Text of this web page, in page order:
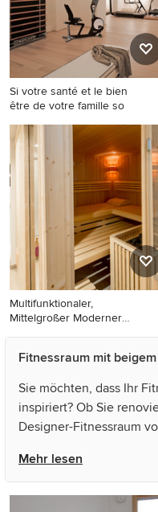
Si votre santé et le bien
être de votre famille so
Multifunktionaler, Großer
Fitnessraum mit weißer
Wandfarbe und beigem
Boden in Bordeaux
Multifunktionaler,
Mittelgroßer Moderner
Multifunktionaler,
Mittelgroßer Moderner
Wandfarbe und beigem
Boden in Düsseldorf
Fitnessraum mit
Sie möchten, dass Ihr
inspiriert? Ob Sie
Designer-Fitnessraum
und Architekten dieses
Olivier Chabaud
OLIVENOIRE. Sehen
Mehr lesen